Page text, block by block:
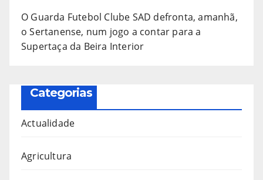
O Guarda Futebol Clube SAD defronta, amanhã,
o Sertanense, num jogo a contar para a
Supertaça da Beira Interior
Categorias
Actualidade
Agricultura